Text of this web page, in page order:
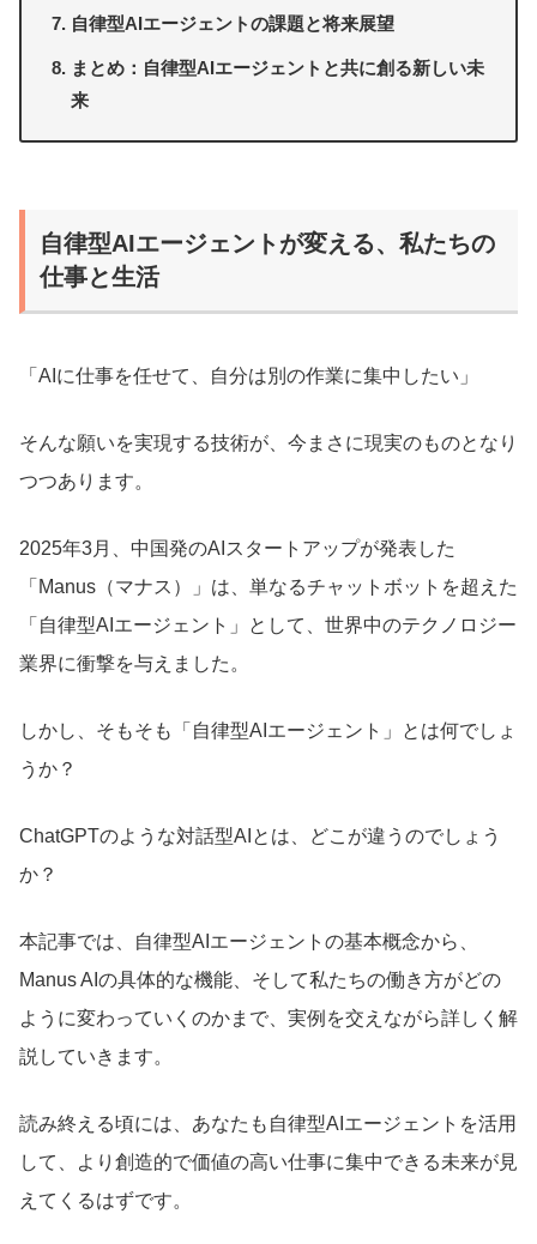
自律型AIエージェントの課題と将来展望
まとめ：自律型AIエージェントと共に創る新しい未
来
自律型AIエージェントが変える、私たちの
仕事と生活
「AIに仕事を任せて、自分は別の作業に集中したい」
そんな願いを実現する技術が、今まさに現実のものとなり
つつあります。
2025年3月、中国発のAIスタートアップが発表した
「Manus（マナス）」は、単なるチャットボットを超えた
「自律型AIエージェント」として、世界中のテクノロジー
業界に衝撃を与えました。
しかし、そもそも「自律型AIエージェント」とは何でしょ
うか？
ChatGPTのような対話型AIとは、どこが違うのでしょう
か？
本記事では、自律型AIエージェントの基本概念から、
Manus AIの具体的な機能、そして私たちの働き方がどの
ように変わっていくのかまで、実例を交えながら詳しく解
説していきます。
読み終える頃には、あなたも自律型AIエージェントを活用
して、より創造的で価値の高い仕事に集中できる未来が見
えてくるはずです。